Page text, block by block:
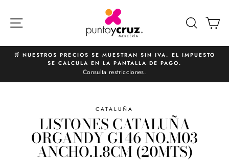
directamente
diapositivas
🛒 NUESTROS PRECIOS SE MUESTRAN SIN IVA. EL IMPUESTO
SE CALCULA EN LA PANTALLA DE PAGO.
Consulta restricciones.
CATALUÑA
LISTONES CATALUÑA
ORGANDY G146 NO.M03
ANCHO.1.8CM (20MTS)